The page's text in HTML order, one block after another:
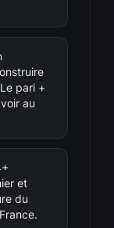
pari +
au
et
du